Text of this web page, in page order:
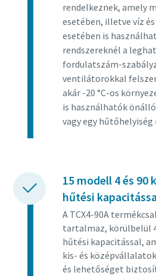
rendelkeznek, amely
esetében, illetve víz
esetében is
rendszereknél a
fordulatszám-
ventilátorokkal
akár -20 °C-os
is használhatók
vagy egy hűtőhelyiség
15 modell 4 és 90
hűtési
A TCX4-90A
tartalmaz, körülbelül
hűtési kapacitással,
kis- és
és lehetőséget